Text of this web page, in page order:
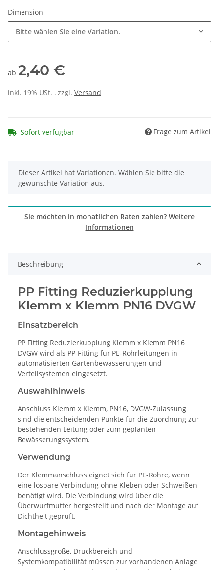
Dimension
Bitte wählen Sie eine Variation.
ab 2,40 €
inkl. 19% USt. , zzgl. Versand
Sofort verfügbar Frage zum Artikel
x
Dieser Artikel hat Variationen. Wählen Sie bitte die
gewünschte Variation aus.
Sie möchten in monatlichen Raten zahlen? Weitere
Informationen
Beschreibung
PP Fitting Reduzierkupplung
Klemm x Klemm PN16 DVGW
Einsatzbereich
PP Fitting Reduzierkupplung Klemm x Klemm PN16
DVGW wird als PP-Fitting für PE-Rohrleitungen in
automatisierten Gartenbewässerungen und
Verteilsystemen eingesetzt.
Auswahlhinweis
Anschluss Klemm x Klemm, PN16, DVGW-Zulassung
sind die entscheidenden Punkte für die Zuordnung zur
bestehenden Leitung oder zum geplanten
Bewässerungssystem.
Verwendung
Der Klemmanschluss eignet sich für PE-Rohre, wenn
eine lösbare Verbindung ohne Kleben oder Schweißen
benötigt wird. Die Verbindung wird über die
Überwurfmutter hergestellt und nach der Montage auf
Dichtheit geprüft.
Montagehinweis
Anschlussgröße, Druckbereich und
Systemkompatibilität müssen zur vorhandenen Anlage